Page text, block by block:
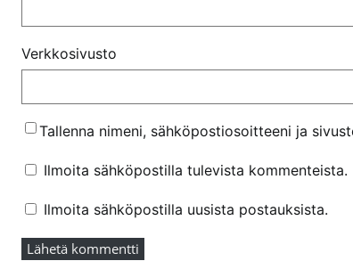
Verkkosivusto
Tallenna nimeni, sähköpostiosoitteeni ja
Ilmoita sähköpostilla tulevista kommenteista.
Ilmoita sähköpostilla uusista postauksista.